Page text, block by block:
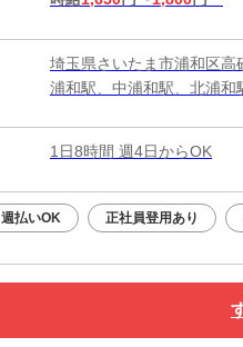
埼玉県さいたま市浦和区高
浦和駅、中浦和駅、北浦和
1日8時間 週4日からOK
週払いOK 正社員登用あり